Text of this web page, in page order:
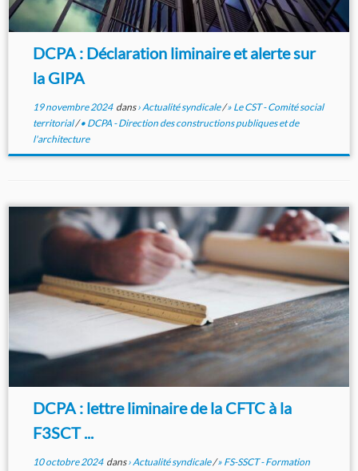
DCPA : Déclaration liminaire et alerte sur
la GIPA
19 novembre 2024dans› Actualité syndicale/» Le CST - Comité social
territorial/• DCPA - Direction des constructions publiques et de
l'architecture
DCPA : lettre liminaire de la CFTC à la
F3SCT ...
10 octobre 2024dans› Actualité syndicale/» FS-SSCT - Formation